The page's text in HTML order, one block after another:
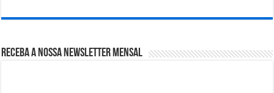
Receba a nossa Newsletter Mensal